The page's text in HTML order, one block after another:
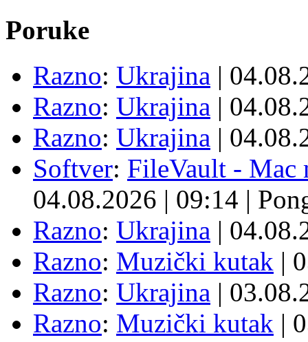
Poruke
Razno: Ukrajina |
Razno: Ukrajina |
Razno: Ukrajina |
Softver: FileVault - Mac
04.08.2026 | 09:14 |
Razno: Ukrajina |
Razno: Muzički kutak |
Razno: Ukrajina |
Razno: Muzički kutak |